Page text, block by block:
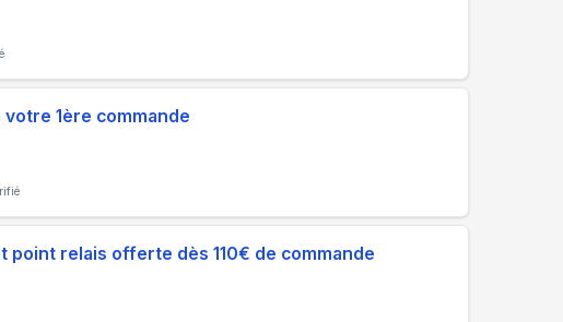
1ère commande
point relais offerte dès 110€ de commande